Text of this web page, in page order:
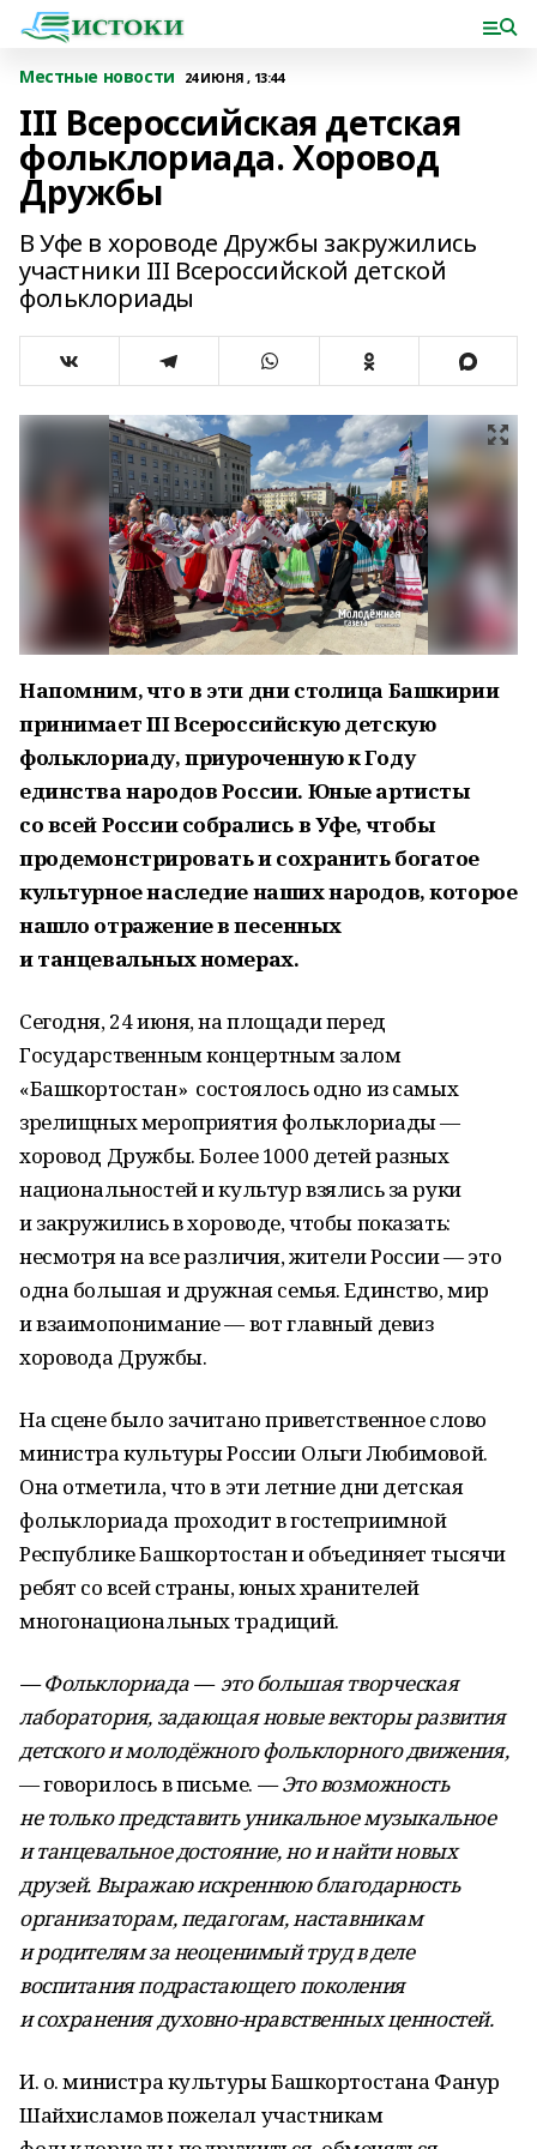
Местные новости 24 ИЮНЯ , 13:44
III Всероссийская детская
фольклориада. Хоровод
Дружбы
В Уфе в хороводе Дружбы закружились
участники III Всероссийской детской
фольклориады
Напомним, что в эти дни столица Башкирии
принимает III Всероссийскую детскую
фольклориаду, приуроченную к Году
единства народов России. Юные артисты
со всей России собрались в Уфе, чтобы
продемонстрировать и сохранить богатое
культурное наследие наших народов, которое
нашло отражение в песенных
и танцевальных номерах.
Сегодня, 24 июня, на площади перед
Государственным концертным залом
«Башкортостан» состоялось одно из самых
зрелищных мероприятия фольклориады —
хоровод Дружбы. Более 1000 детей разных
национальностей и культур взялись за руки
и закружились в хороводе, чтобы показать:
несмотря на все различия, жители России — это
одна большая и дружная семья. Единство, мир
и взаимопонимание — вот главный девиз
хоровода Дружбы.
На сцене было зачитано приветственное слово
министра культуры России Ольги Любимовой.
Она отметила, что в эти летние дни детская
фольклориада проходит в гостеприимной
Республике Башкортостан и объединяет тысячи
ребят со всей страны, юных хранителей
многонациональных традиций.
— Фольклориада — это большая творческая
лаборатория, задающая новые векторы развития
детского и молодёжного фольклорного движения,
— говорилось в письме. — Это возможность
не только представить уникальное музыкальное
и танцевальное достояние, но и найти новых
друзей. Выражаю искреннюю благодарность
организаторам, педагогам, наставникам
и родителям за неоценимый труд в деле
воспитания подрастающего поколения
и сохранения духовно-нравственных ценностей.
И. о. министра культуры Башкортостана Фанур
Шайхисламов пожелал участникам